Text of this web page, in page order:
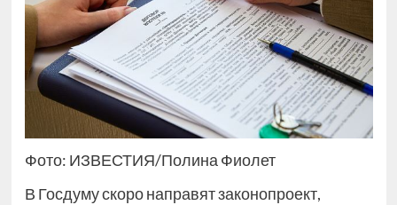
Фото: ИЗВЕСТИЯ/Полина Фиолет
В Госдуму скоро направят законопроект,